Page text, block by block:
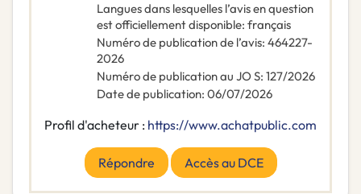
Langues dans lesquelles l’avis en question
est officiellement disponible: français
Numéro de publication de l’avis: 464227-
2026
Numéro de publication au JO S: 127/2026
Date de publication: 06/07/2026
Profil d'acheteur : https://www.achatpublic.com
Répondre Accès au DCE